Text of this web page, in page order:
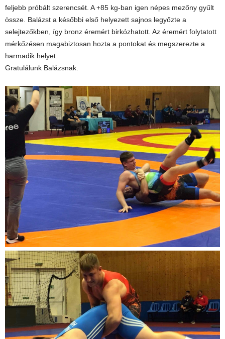
feljebb próbált szerencsét. A +85 kg-ban igen népes mezőny gyűlt
össze. Balázst a későbbi első helyezett sajnos legyőzte a
selejtezőkben, így bronz éremért birkózhatott. Az éremért folytatott
mérkőzésen magabiztosan hozta a pontokat és megszerezte a
harmadik helyet.
Gratulálunk Balázsnak.